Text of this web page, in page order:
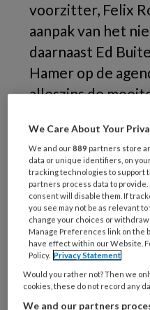
voorzitter, Felix
aanpak van het
daarnaast Ed
Hamer op de
alleszins de
Bij
Wil je dit
Maak gratis een
artikelen
We Care About Your
We and our889 partners store
data or unique identifiers, on
tracking technologies to support
partners process data to
consent will disable them. If
you see may not be as relevant
change your choices or
Manage Preferences link on the
have effect within our Website.
Policy. Privacy Statement
Would you rather not? Then we
cookies, these do not record any
We and our partners